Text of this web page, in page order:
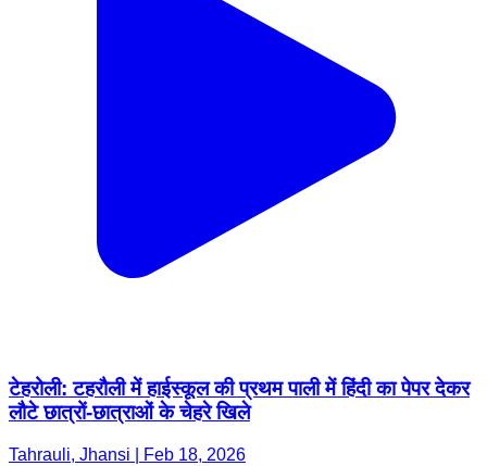
टेहरोली: टहरौली में हाईस्कूल की प्रथम पाली में हिंदी का पेपर देकर
लौटे छात्रों-छात्राओं के चेहरे खिले
Tahrauli, Jhansi | Feb 18, 2026